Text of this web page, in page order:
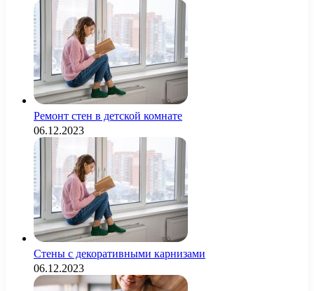
Ремонт стен в детской комнате
06.12.2023
Стены с декоративными карнизами
06.12.2023